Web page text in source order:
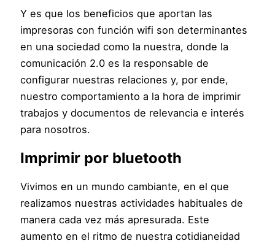
Y es que los beneficios que aportan las
impresoras con función wifi son determinantes
en una sociedad como la nuestra, donde la
comunicación 2.0 es la responsable de
configurar nuestras relaciones y, por ende,
nuestro comportamiento a la hora de imprimir
trabajos y documentos de relevancia e interés
para nosotros.
Imprimir por bluetooth
Vivimos en un mundo cambiante, en el que
realizamos nuestras actividades habituales de
manera cada vez más apresurada. Este
aumento en el ritmo de nuestra cotidianeidad